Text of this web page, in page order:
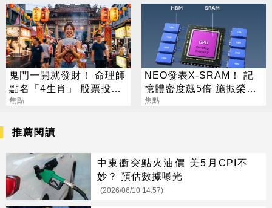
鬼門一開就發財！ 命理師
點名「4生肖」 股票投資
大翻身
焦點
NEO發表X-SRAM！ 記
憶體密度飆5倍 施振榮：
半導體迎新革命
焦點
推薦閱讀
中東衝突點火油價 美5月CPI不
妙？ 預估數據曝光
(2026/06/10 14:57)